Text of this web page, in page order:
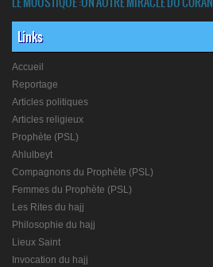
Links
Accueil
Reportage
Articles politiques
Articles religieux
Prophète (PSL)
Ahlulbeyt
Compagnons du Prophète (PSL)
Femmes du Prophète (PSL)
Les Rites du hajj
Philosophie du hajj
Lieux Saint
Invocation du hajj